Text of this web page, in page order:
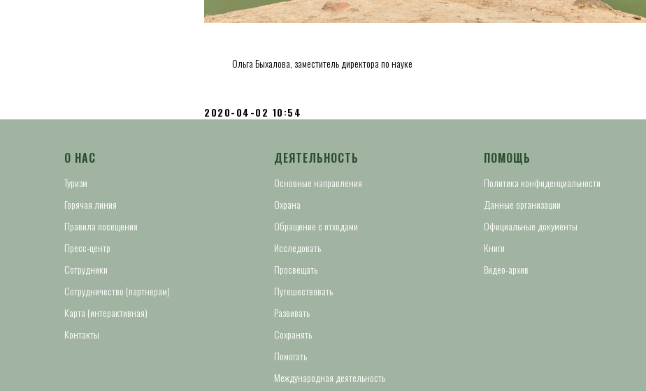
Ольга Быхалова, заместитель директора по науке
2020-04-02 10:54
О НАС
Туризм
Горячая линия
Правила посещения
Пресс-центр
Сотрудники
Сотрудничество (партнерам)
Карта (интерактивная)
Контакты
ДЕЯТЕЛЬНОСТЬ
Основные направления
Охрана
Обращение с отходами
Исследовать
Просвещать
Путешествовать
Развивать
Сохранять
Помогать
Международная деятельность
ПОМОЩЬ
Политика конфиденциальности
Данные организации
Официальные документы
Книги
Видео-архив